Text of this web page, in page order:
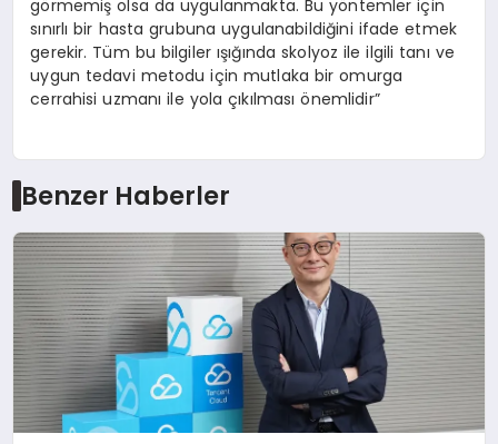
görmemiş olsa da uygulanmakta. Bu yöntemler için
sınırlı bir hasta grubuna uygulanabildiğini ifade etmek
gerekir. Tüm bu bilgiler ışığında skolyoz ile ilgili tanı ve
uygun tedavi metodu için mutlaka bir omurga
cerrahisi uzmanı ile yola çıkılması önemlidir”
Benzer Haberler